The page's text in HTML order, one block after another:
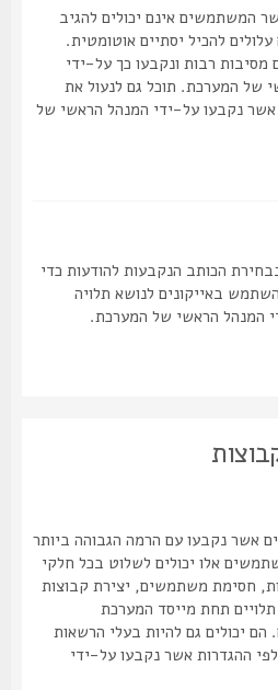
אינם יכולים להגיב
להכיל יסתיים אוטומטית.
רבות ונקבעו כך על-ידי
המערכת. תוכל גם לנעול את
על-ידי המנהל הראשי של
הכותב הנקבעות להודעות כדי
באייקונים לנושא תלויה
הראשי של המערכת.
נקבעו עם הרמה הגבוהה ביותר
אלו יכולים לשלוט בכל חלקי
משתמשים, יצירת קבוצות
תחת מייסד המערכת
גם להיות בעלי הרשאות
אשר נקבעו על-ידי